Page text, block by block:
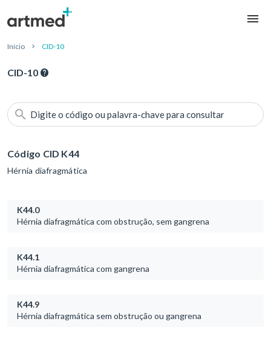
Início CID-10
CID-10
Digite o código ou palavra-chave para consultar
Código CID K44
Hérnia diafragmática
K44.0
Hérnia diafragmática com obstrução, sem gangrena
K44.1
Hérnia diafragmática com gangrena
K44.9
Hérnia diafragmática sem obstrução ou gangrena